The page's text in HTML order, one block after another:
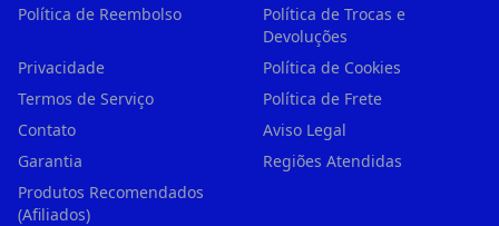
Política de Reembolso
Política de Trocas e
Devoluções
Privacidade
Política de Cookies
Termos de Serviço
Política de Frete
Contato
Aviso Legal
Garantia
Regiões Atendidas
Produtos Recomendados
(Afiliados)